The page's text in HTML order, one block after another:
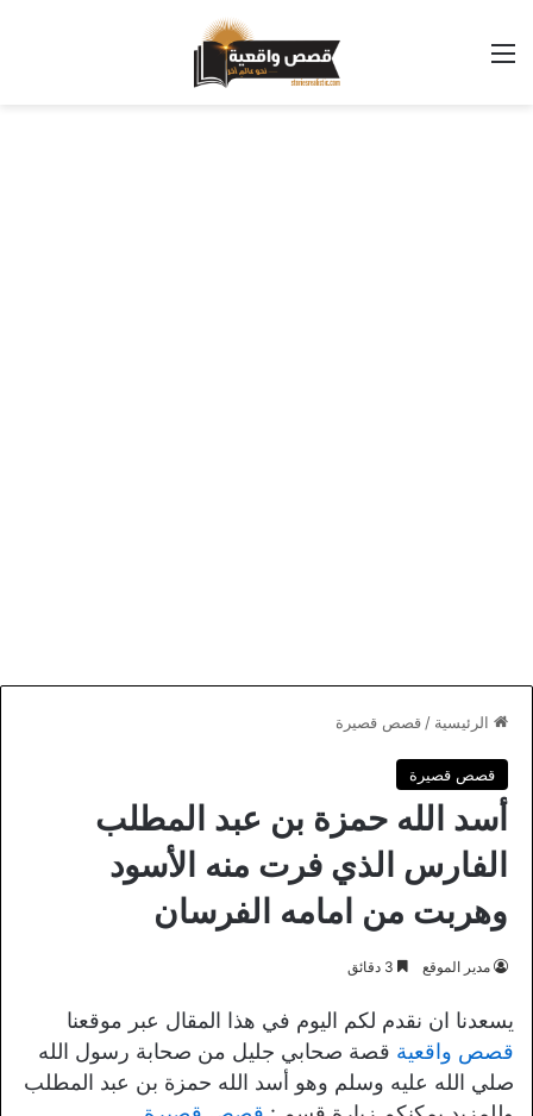
القائمة
الرئيسية / قصص قصيرة
قصص قصيرة
أسد الله حمزة بن عبد المطلب
الفارس الذي فرت منه الأسود
وهربت من امامه الفرسان
مدير الموقع
يسعدنا ان نقدم لكم اليوم في هذا المقال عبر موقعنا
قصص واقعية قصة صحابي جليل من صحابة رسول الله
صلي الله عليه وسلم وهو أسد الله حمزة بن عبد المطلب